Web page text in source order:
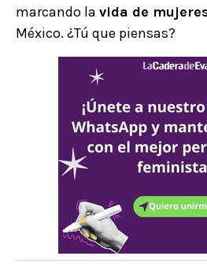
marcando la vida de
México. ¿Tú que piensas?